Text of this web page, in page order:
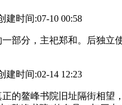
时间:07-10 00:58
部分，主祀郑和。后独立
时间:02-14 12:23
的鳌峰书院旧址隔街相